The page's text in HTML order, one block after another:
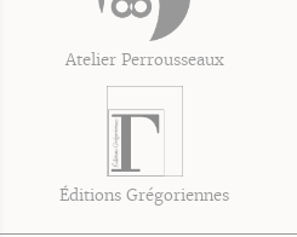
Atelier Perrousseaux
Éditions Grégoriennes